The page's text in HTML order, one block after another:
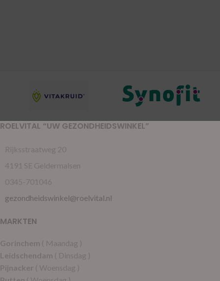
ROELVITAL “UW GEZONDHEIDSWINKEL”
Rijksstraatweg 20
4191 SE Geldermalsen
0345-701046
gezondheidswinkel@roelvital.nl
MARKTEN
Gorinchem ( Maandag )
Leidschendam ( Dinsdag )
Pijnacker ( Woensdag )